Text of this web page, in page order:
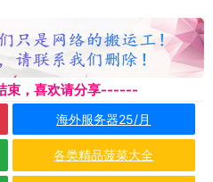
束，喜欢请分享------
海外服务器25/月
各类精品菠菜大全